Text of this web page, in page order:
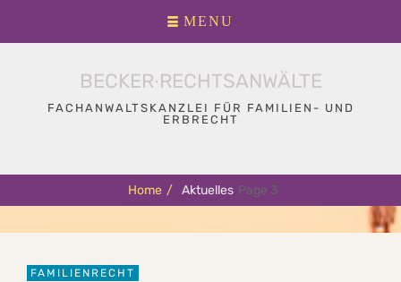
MENU
BECKER∙RECHTSANWÄLTE
FACHANWALTSKANZLEI FÜR FAMILIEN- UND
ERBRECHT
Home / Aktuelles Page 3
FAMILIENRECHT